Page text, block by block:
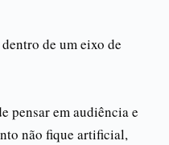
de um eixo de
pensar em audiência e
não fique artificial,